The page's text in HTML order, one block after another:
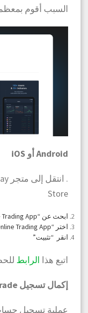
السبب أقوم
Android أو iOS
Store
ابحث عن “Olymp Trade – Online Trading App”
اختر “Olymp Trade – Online Trading App”
انقر “تثبيت”
اتبع هذا الرابط
إكمال تسجيل Olymp Trade على تطبيق الجوال
عملية تسجيل